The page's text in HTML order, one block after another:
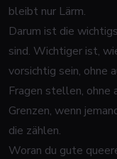
bleibt nur Lärm.
Darum ist die
sind. Wichtiger ist,
vorsichtig sein, ohne
Fragen stellen, ohne
Grenzen, wenn
die zählen.
Woran du gute